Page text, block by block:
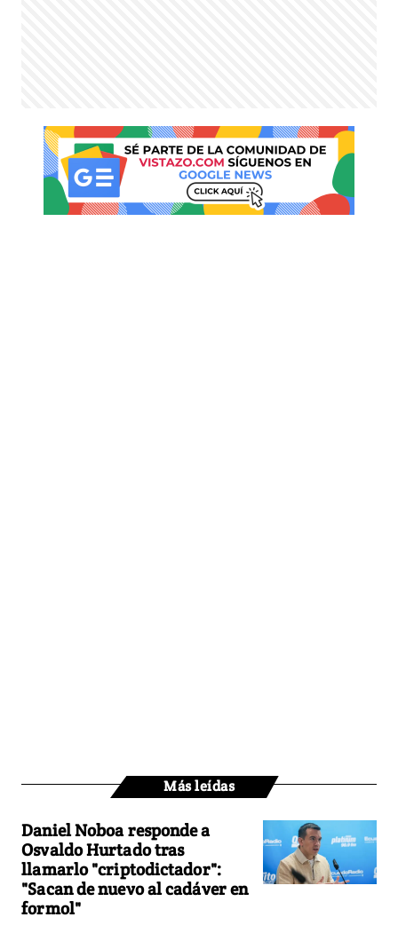
Más leídas
Daniel Noboa responde a
Osvaldo Hurtado tras
llamarlo "criptodictador":
"Sacan de nuevo al cadáver en
formol"